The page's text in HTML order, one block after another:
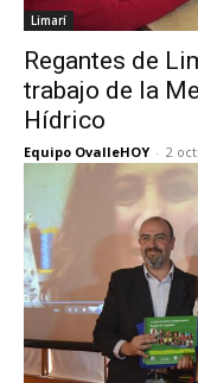
Limarí
Regantes de
trabajo de la
Hídrico
Equipo OvalleHOY - 2